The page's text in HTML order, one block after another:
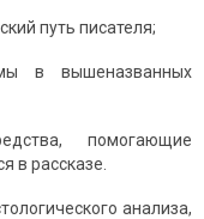
путь писателя;
в вышеназванных
помогающие
в рассказе.
анализа,